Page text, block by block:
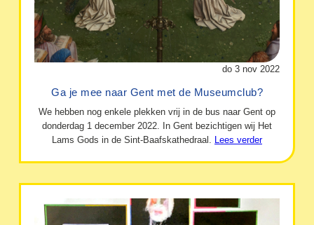
do 3 nov 2022
Ga je mee naar Gent met de Museumclub?
We hebben nog enkele plekken vrij in de bus naar Gent op
donderdag 1 december 2022. In Gent bezichtigen wij Het
Lams Gods in de Sint-Baafskathedraal. Lees verder